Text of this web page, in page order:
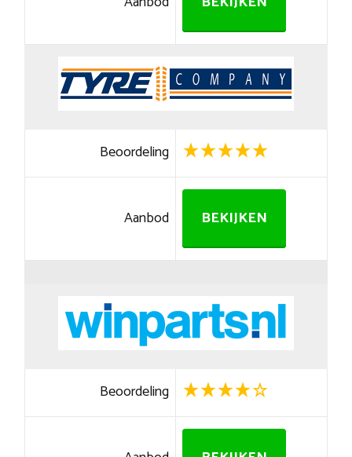
Beoordeling
Aanbod BEKIJKEN
Beoordeling